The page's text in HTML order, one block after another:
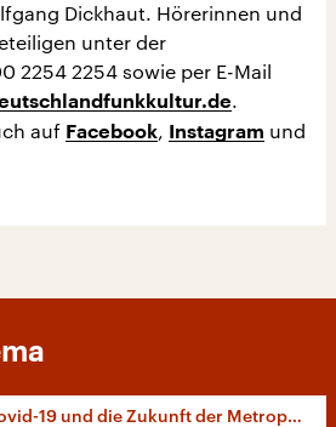
Dickhaut. Hörerinnen und
unter der
2254 2254 sowie per E-Mail
.
auf Facebook, Instagram und
19 und die Zukunft der Metropolen